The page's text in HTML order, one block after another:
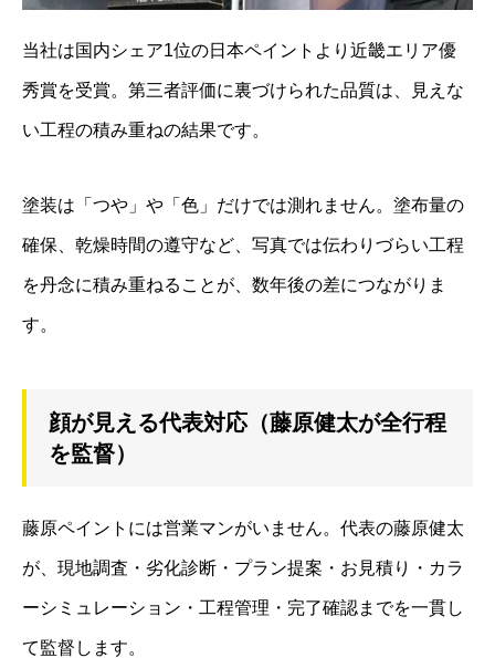
当社は国内シェア1位の日本ペイントより近畿エリア優
秀賞を受賞。第三者評価に裏づけられた品質は、見えな
い工程の積み重ねの結果です。
塗装は「つや」や「色」だけでは測れません。塗布量の
確保、乾燥時間の遵守など、写真では伝わりづらい工程
を丹念に積み重ねることが、数年後の差につながりま
す。
顔が見える代表対応（藤原健太が全行程
を監督）
藤原ペイントには営業マンがいません。代表の藤原健太
が、現地調査・劣化診断・プラン提案・お見積り・カラ
ーシミュレーション・工程管理・完了確認までを一貫し
て監督します。